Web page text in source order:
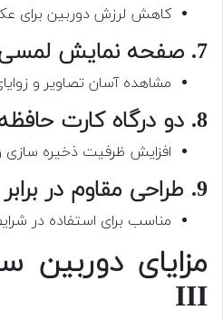
کاهش لرزش دوربین برای
7. صفحه نمایش لمسی 3 اینچی و چرخان
مشاهده آسان تصاویر و
8. دو درگاه کارت حافظه SD
افزایش ظرفیت ذخیره سازی
9. طراحی مقاوم در برابر رطوبت و گردوغبار
مناسب برای استفاده در
III